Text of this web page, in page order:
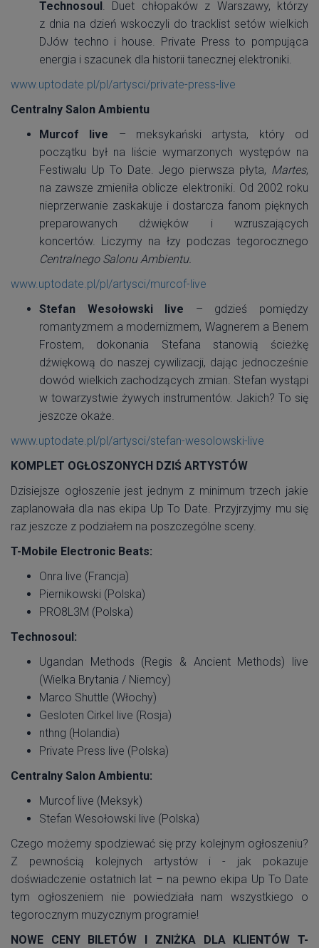
Technosoul . Duet chłopaków z Warszawy, którzy
z dnia na dzień wskoczyli do tracklist setów wielkich
DJów techno i house. Private Press to pompująca
energia i szacunek dla historii tanecznej elektroniki.
www.uptodate.pl/pl/artysci/private-press-live
Centralny Salon Ambientu
Murcof live – meksykański artysta, który od
początku był na liście wymarzonych występów na
Festiwalu Up To Date. Jego pierwsza płyta, Martes,
na zawsze zmieniła oblicze elektroniki. Od 2002 roku
nieprzerwanie zaskakuje i dostarcza fanom pięknych
preparowanych dźwięków i wzruszających
koncertów. Liczymy na łzy podczas tegorocznego
Centralnego Salonu Ambientu.
www.uptodate.pl/pl/artysci/murcof-live
Stefan Wesołowski live – gdzieś pomiędzy
romantyzmem a modernizmem, Wagnerem a Benem
Frostem, dokonania Stefana stanowią ścieżkę
dźwiękową do naszej cywilizacji, dając jednocześnie
dowód wielkich zachodzących zmian. Stefan wystąpi
w towarzystwie żywych instrumentów. Jakich? To się
jeszcze okaże.
www.uptodate.pl/pl/artysci/stefan-wesolowski-live
KOMPLET OGŁOSZONYCH DZIŚ ARTYSTÓW
Dzisiejsze ogłoszenie jest jednym z minimum trzech jakie
zaplanowała dla nas ekipa Up To Date. Przyjrzyjmy mu się
raz jeszcze z podziałem na poszczególne sceny.
T-Mobile Electronic Beats:
Onra live (Francja)
Piernikowski (Polska)
PRO8L3M (Polska)
Technosoul:
Ugandan Methods (Regis & Ancient Methods) live
(Wielka Brytania / Niemcy)
Marco Shuttle (Włochy)
Gesloten Cirkel live (Rosja)
nthng (Holandia)
Private Press live (Polska)
Centralny Salon Ambientu:
Murcof live (Meksyk)
Stefan Wesołowski live (Polska)
Czego możemy spodziewać się przy kolejnym ogłoszeniu?
Z pewnością kolejnych artystów i - jak pokazuje
doświadczenie ostatnich lat – na pewno ekipa Up To Date
tym ogłoszeniem nie powiedziała nam wszystkiego o
tegorocznym muzycznym programie!
NOWE CENY BILETÓW I ZNIŻKA DLA KLIENTÓW T-